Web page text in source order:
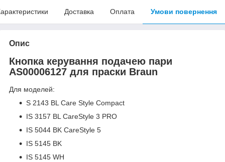
Доставка Оплата Умови повернення
Опис
Кнопка керування подачею пари
AS00006127 для праски Braun
Для моделей:
S 2143 BL Care Style Compact
IS 3157 BL CareStyle 3 PRO
IS 5044 BK CareStyle 5
IS 5145 BK
IS 5145 WH